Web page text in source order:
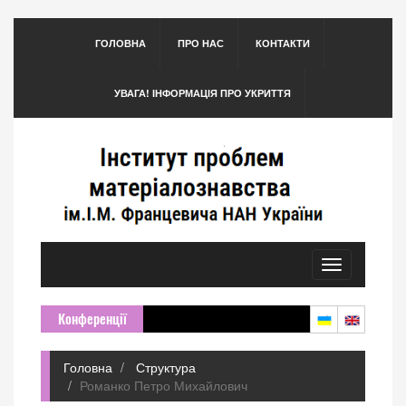
ГОЛОВНА ПРО НАС КОНТАКТИ
УВАГА! ІНФОРМАЦІЯ ПРО УКРИТТЯ
Toggle
navigation
Конференції
Головна
Структура
Романко Петро Михайлович